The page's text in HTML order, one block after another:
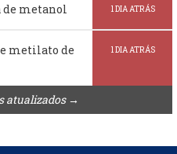
metanol 1 DIA ATRÁS
metilato de
1 DIA ATRÁS
atualizados →